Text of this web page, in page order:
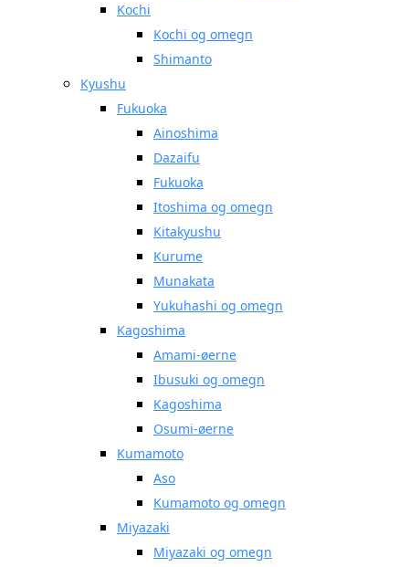
Kochi
Kochi og omegn
Shimanto
Kyushu
Fukuoka
Ainoshima
Dazaifu
Fukuoka
Itoshima og omegn
Kitakyushu
Kurume
Munakata
Yukuhashi og omegn
Kagoshima
Amami-øerne
Ibusuki og omegn
Kagoshima
Osumi-øerne
Kumamoto
Aso
Kumamoto og omegn
Miyazaki
Miyazaki og omegn